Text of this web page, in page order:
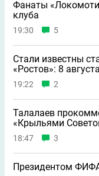
Фанаты
клуба
19:30 5
Стали известны
«Ростов»: 8
19:22 2
Талалаев
«Крыльями
18:47 3
Президентом